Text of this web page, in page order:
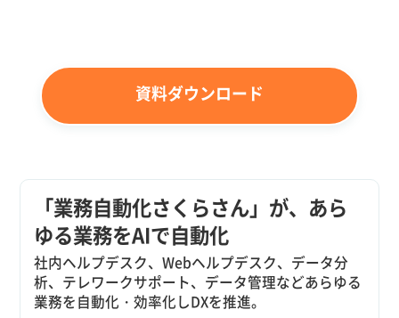
資料ダウンロード
「業務自動化さくらさん」が、あら
ゆる業務をAIで自動化
社内ヘルプデスク、Webヘルプデスク、データ分
析、テレワークサポート、データ管理などあらゆる
業務を自動化・効率化しDXを推進。